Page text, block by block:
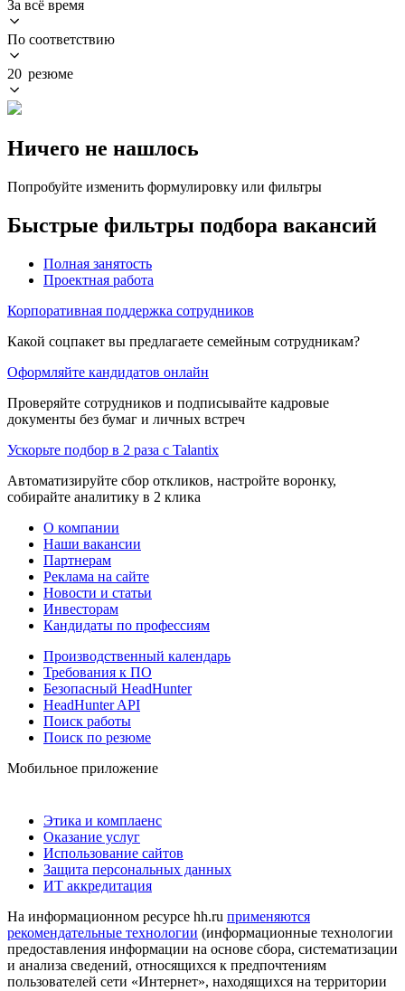
За всё время
По соответствию
20 резюме
Ничего не нашлось
Попробуйте изменить формулировку или фильтры
Быстрые фильтры подбора вакансий
Полная занятость
Проектная работа
Корпоративная поддержка сотрудников
Какой соцпакет вы предлагаете семейным сотрудникам?
Оформляйте кандидатов онлайн
Проверяйте сотрудников и подписывайте кадровые
документы без бумаг и личных встреч
Ускорьте подбор в 2 раза с Talantix
Автоматизируйте сбор откликов, настройте воронку,
собирайте аналитику в 2 клика
О компании
Наши вакансии
Партнерам
Реклама на сайте
Новости и статьи
Инвесторам
Кандидаты по профессиям
Производственный календарь
Требования к ПО
Безопасный HeadHunter
HeadHunter API
Поиск работы
Поиск по резюме
Мобильное приложение
Этика и комплаенс
Оказание услуг
Использование сайтов
Защита персональных данных
ИТ аккредитация
На информационном ресурсе hh.ru применяются
рекомендательные технологии (информационные технологии
предоставления информации на основе сбора, систематизации
и анализа сведений, относящихся к предпочтениям
пользователей сети «Интернет», находящихся на территории